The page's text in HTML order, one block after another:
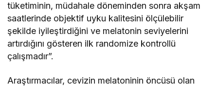
tüketiminin, müdahale döneminden sonra akşam
saatlerinde objektif uyku kalitesini ölçülebilir
şekilde iyileştirdiğini ve melatonin seviyelerini
artırdığını gösteren ilk randomize kontrollü
çalışmadır”.
Araştırmacılar, cevizin melatoninin öncüsü olan